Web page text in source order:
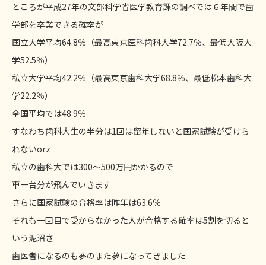
ところが平成27年の文部科学省医学教育課の調べでは６年間で歯
学部を卒業できる確率が
国立大学平均64.8％（最高東京医科歯科大学72.7％、最低大阪大
学52.5％）
私立大学平均42.2％（最高東京歯科大学68.8％、最低松本歯科大
学22.2％）
全国平均では48.9％
すなわち歯科大生の半分は1回は留年しないと国家試験が受けら
れないorz
私立の歯科大では300～500万円かかるので
車一台分が飛んでいきます
さらに国家試験の合格率は昨年は63.6％
それも一回目で受からなかった人が合格する確率は5割を切ると
いう泥沼さ
歯医者になるのも夢のまた夢になってきました